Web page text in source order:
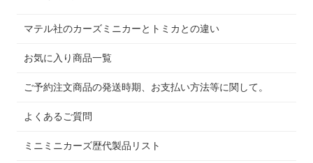
マテル社のカーズミニカーとトミカとの違い
お気に入り商品一覧
ご予約注文商品の発送時期、お支払い方法等に関して。
よくあるご質問
ミニミニカーズ歴代製品リスト